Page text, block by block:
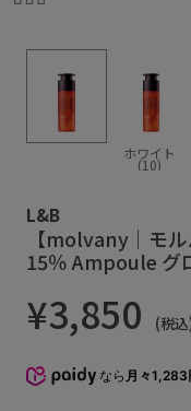
ホワイト
(10)
L&B
【molvany｜モ
15％ Ampoule グ
¥3,850 (税
なら 月々1,283